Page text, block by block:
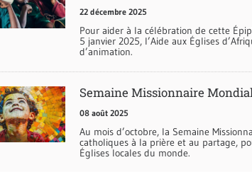
22 décembre 2025
Pour aider à la célébration de cette
5 janvier 2025, l’Aide aux Églises
d’animation.
Semaine Missionnaire
08 août 2025
Au mois d’octobre, la Semaine
catholiques à la prière et au partage,
Églises locales du monde.